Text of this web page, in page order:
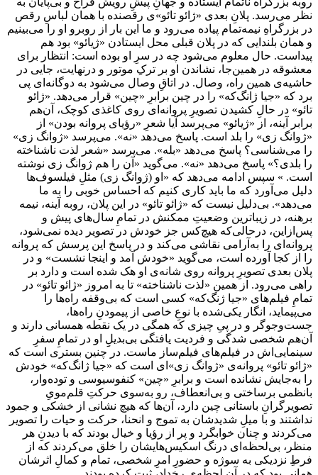
نظر می‌رسد. پلانِ بعدی «ژائو تائو»ی رقصنده با همان لباسِ رقص
در بزرگراهِ نیمه‌تمام پیاده می‌رود و ما این بار از روبرو او را می‌بینیم
و همان بلندایی که در پلان قبلی محل ایستادن «ژیائو» بود هم
پیداست. حال معلوم می‌شود چه در سرِ او بوده است: انتظار برای
معشوقه در همین‌جا، نشاندن او بر ترکِ موتور و درنهایت، جایی در
حاشیه‌ی همین راه، وصال. در اتاقِ وصال می‌شود به دوگانه‌ای پی
برد که «جیا ژانگ‌که» را در چین برابرِ «چین» قرار می‌دهد. «ژائو
تائو» در حالِ کشیدن تصویرِ پروانه‌ای روی کاغذی کوچک، آن‌هم
برابر آینه، از «ژیائو» می‌پرسد آیا شعرِ «رؤیای پروانه بودن» از
«ژوانگ زی» را بلد است. پاسخ می‌دهد «نه». می‌پرسد «ژوانگ زی»
را می‌شناسی؟ پاسخ می‌دهد «بله». می‌پرسد «شعر لذت ناشناخته
را بلدی؟» پاسخ می‌دهد «نه». می‌گوید «آن را هم ژوانگ زی نوشته
است. » سپس ادامه می‌دهد که «او (ژوانگ زی) مثلِ فیلسوف‌ها
دلیل می‌آورد که ما باید کاری کنیم که احساس خوبی را به ما
می‌دهد». بی‌دلیل نیست که «ژائو تائو» در این پلان، روبه آینه، نیمه
برهنه، در زیباترین وضعیتِ ممکنش در تمامِ سال‌های پیش و
پس‌ازاین، درحالی‌که هیچ‌کس جز خودش در تصویر دیده نمی‌شود،
پروانه‌ای را به‌آرامی نقاشی می‌کند و در پاسخ این پرسش که پروانه
را از کجا آورده است، می‌گوید «خودش آمد و اینجا نشست» و در
پلان بعدی تصویرِ پروانه روی شانه‌ی او هک شده است و دارد بر
راهی می‌رود. از همین «لذت ناشناخته» تا به امروز «ژائو تائو» در
تمامِ فیلم‌های «جیا ژنگ‌که» کسی است که بی‌وقفه راه‌ها را
می‌پیماید، انگار یکی‌شده با نوعِ خاصی از پیمودنِ راه‌ها،
جست‌و‌جوگر و در پیِ چیزی که همگی در یک نقطه همسانی دارند و
آن‌هم شخصی شدگی و فردیت یافتگی بی‌بدیلِِ او در تمامِ سفرِ
سینمایی‌اش در فیلم‌های فیلم‌ساز ماست. در چنین بستری است که
«ژائو تائو» پروانه‌ی «ژوانگ زی»ای است که «جیا ژانگ‌که» خودش
را به‌جایش نشانده است و برابرِ «چین» کنفوسیوسی و توده‌وار،
بانظمی برساختی و بی‌انعطاف، رو به‌سوی حرکتِ قلم‌مویِ
تصویرگرانِ باستانی چین دارد، آن‌ها که هیچ نشانی از خشکی و جمود
نداشتند و با میلِ شدیدشان به تموج و انحنا، حرکت و حیات را تصویر
می‌کردند و چنان خوابگرد و پر از رؤیا و خیال بودند که با دیدنِ هر
منظر، بی‌لحظه‌ای درنگ اسکیس‌هایشان را خلق می‌کردند که از
فرطِ نزدیکی به سوژه و حضورِ امرِ شخصی، تمام و کمالِ اثرشان